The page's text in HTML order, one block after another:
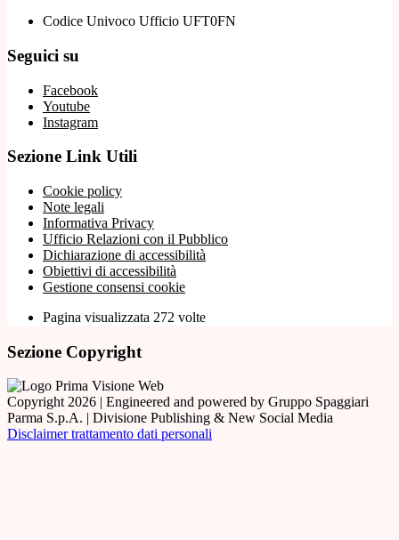
Codice Univoco Ufficio UFT0FN
Seguici su
Facebook
Youtube
Instagram
Sezione Link Utili
Cookie policy
Note legali
Informativa Privacy
Ufficio Relazioni con il Pubblico
Dichiarazione di accessibilità
Obiettivi di accessibilità
Gestione consensi cookie
Pagina visualizzata 272 volte
Sezione Copyright
Copyright 2026 | Engineered and powered by Gruppo Spaggiari
Parma S.p.A. | Divisione Publishing & New Social Media
Disclaimer trattamento dati personali